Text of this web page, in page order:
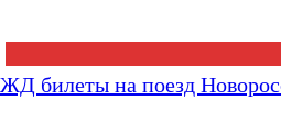
ЖД билеты на поезд